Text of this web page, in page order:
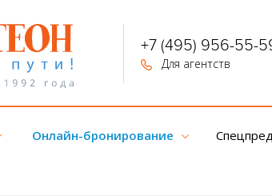
+7 (495) 956-55-
Для агентств
Онлайн-бронирование